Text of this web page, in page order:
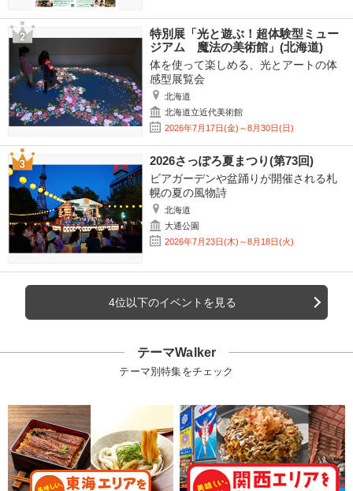
特別展「光と遊ぶ！超体験型ミュー
ジアム 魔法の美術館」(北海道)
体を使って楽しめる、光とアートの体
感型展覧会
北海道
北海道立近代美術館
2026年7月17日(金)～8月30日(日)
2026さっぽろ夏まつり(第73回)
ビアガーデンや盆踊りが開催される札
幌の夏の風物詩
北海道
大通公園
2026年7月23日(木)～8月18日(火)
4位以下のイベントを見る
テーマWalker
テーマ別特集をチェック